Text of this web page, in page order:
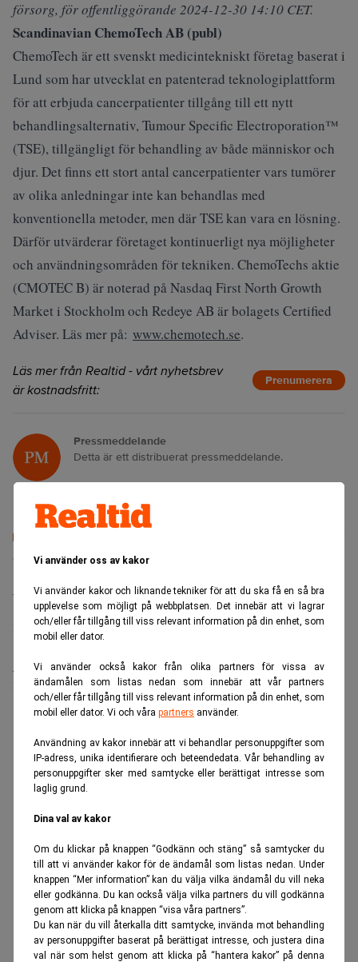
Vi använder oss av kakor
Vi använder kakor och liknande tekniker för att du ska få en så bra
upplevelse som möjligt på webbplatsen. Det innebär att vi lagrar
och/eller får tillgång till viss relevant information på din enhet, som
mobil eller dator.
Vi använder också kakor från olika partners för vissa av
ändamålen som listas nedan som innebär att vår partners
och/eller får tillgång till viss relevant information på din enhet, som
mobil eller dator. Vi och våra partners använder.
Användning av kakor innebär att vi behandlar personuppgifter som
IP-adress, unika identifierare och beteendedata. Vår behandling av
personuppgifter sker med samtycke eller berättigat intresse som
laglig grund.
Dina val av kakor
Om du klickar på knappen “Godkänn och stäng” så samtycker du
till att vi använder kakor för de ändamål som listas nedan. Under
knappen “Mer information” kan du välja vilka ändamål du vill neka
eller godkänna. Du kan också välja vilka partners du vill godkänna
genom att klicka på knappen “visa våra partners”.
Du kan när du vill återkalla ditt samtycke, invända mot behandling
av personuppgifter baserat på berättigat intresse, och justera dina
val när som helst genom att klicka på “hantera kakor” på denna
försorg, för offentliggörande 2024-12-30 14:10 CET.
Scandinavian ChemoTech AB (publ)
ChemoTech är ett svenskt medicintekniskt företag baserat i
Lund som har utvecklat en patenterad teknologiplattform
för att erbjuda cancerpatienter tillgång till ett nytt
behandlingsalternativ, Tumour Specific Electroporation™
(TSE), tillgängligt för behandling av både människor och
djur. Det finns ett stort antal cancerpatienter vars tumörer
av olika anledningar inte kan behandlas med
konventionella metoder, men där TSE kan vara en lösning.
Därför utvärderar företaget kontinuerligt nya möjligheter
och användningsområden för tekniken. ChemoTechs aktie
(CMOTEC B) är noterad på Nasdaq First North Growth
Market i Stockholm och Redeye AB är bolagets Certified
Adviser. Läs mer på: www.chemotech.se.
Läs mer från Realtid - vårt nyhetsbrev
är kostnadsfritt:
Prenumerera
Pressmeddelande
Detta är ett distribuerat pressmeddelande.
Senaste lediga jobben
Bolagsjurist till Eltel AB
Placering:Bromma, Stockholm
Sista ansökningsdag: 21/08/2026
Medarbetare inom Intern styrning och kontroll till Alecta
Sista ansökningsdag:13/06/2026